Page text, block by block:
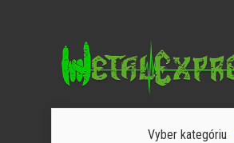
Vyber kategóriu